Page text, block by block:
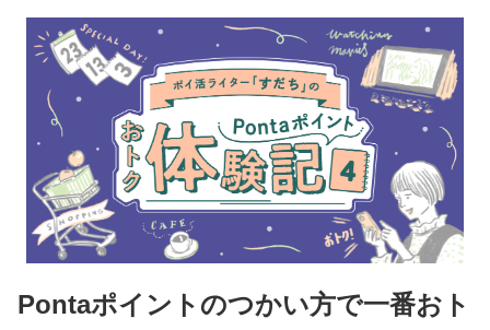
Pontaポイントのつかい方で一番おト